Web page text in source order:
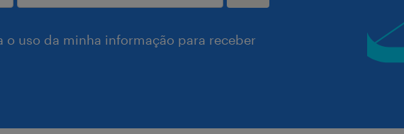
o uso da minha informação para receber